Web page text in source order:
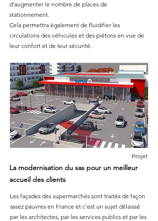
d’augmenter le nombre de places de
stationnement.
Cela permettra également de fluidifier les
circulations des véhicules et des piétons en vue de
leur confort et de leur sécurité.
Projet
La modernisation du sas pour un meilleur
accueil des clients
Les façades des supermarchés sont traités de façon
assez pauvres en France et c'est un sujet délaissé
par les architectes, par les services publics et par les